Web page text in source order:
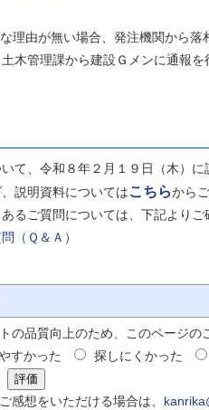
由が無い場合、発注機関から落
理課から建設Ｇメンに通報を
て、令和８年２月１９日（木）に
説明資料についてはこちらから
るご質問については、下記よりご
（Ｑ＆Ａ）
の品質向上のため、このページの
すかった
探しにくかった
感想をいただける場合は、